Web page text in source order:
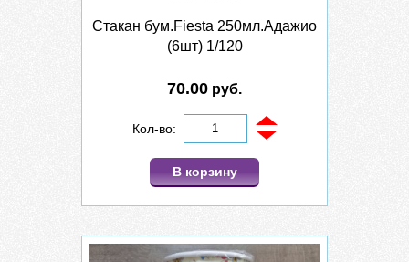
Стакан бум.Fiesta 250мл.Адажио
(6шт) 1/120
70.00 руб.
Кол-во:
В корзину